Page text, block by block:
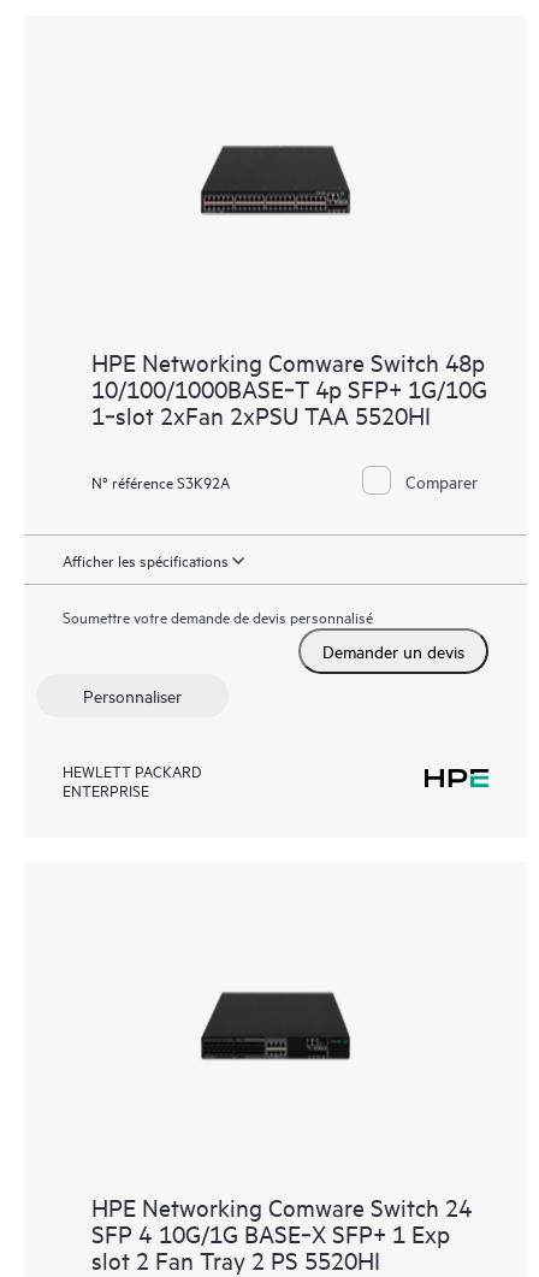
HPE Networking Comware Switch 48p
10/100/1000BASE‑T 4p SFP+ 1G/10G
1‑slot 2xFan 2xPSU TAA 5520HI
N° référence S3K92A Comparer
Afficher les spécifications
Soumettre votre demande de devis personnalisé
Demander un devis
Personnaliser
HEWLETT PACKARD
ENTERPRISE
HPE Networking Comware Switch 24
SFP 4 10G/1G BASE‑X SFP+ 1 Exp
slot 2 Fan Tray 2 PS 5520HI